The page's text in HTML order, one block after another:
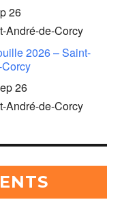
26
André-de-Corcy
2026 – Saint-
26
André-de-Corcy